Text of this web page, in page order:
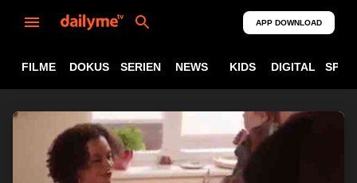
APP DOWNLOAD
FILME DOKUS SERIEN NEWS KIDS DIGITAL